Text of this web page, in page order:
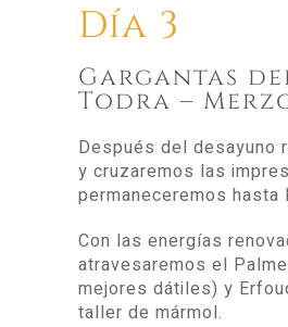
Día 3
Gargantas
Todra –
Después del desayuno
y cruzaremos las
permaneceremos hasta
Con las energías
atravesaremos el
mejores dátiles) y
taller de mármol.